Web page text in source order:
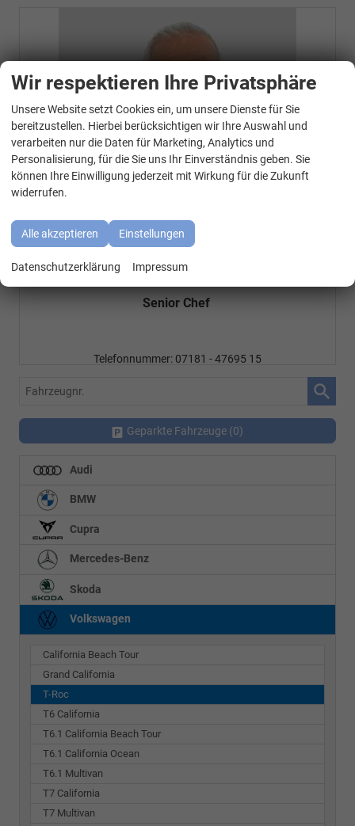
Özen Özkara
Senior Chef
Telefonnummer: 07181 - 47695 15
Fahrzeugnr.
Geparkte Fahrzeuge (0)
Audi
BMW
Cupra
Mercedes-Benz
Skoda
Volkswagen
California Beach Tour
Grand California
T-Roc
T6 California
T6.1 California Beach Tour
T6.1 California Ocean
T6.1 Multivan
T7 California
T7 Multivan
Wir respektieren Ihre Privatsphäre
Unsere Website setzt Cookies ein, um unsere Dienste für Sie
bereitzustellen. Hierbei berücksichtigen wir Ihre Auswahl und
verarbeiten nur die Daten für Marketing, Analytics und
Personalisierung, für die Sie uns Ihr Einverständnis geben. Sie
können Ihre Einwilligung jederzeit mit Wirkung für die Zukunft
widerrufen.
Alle akzeptieren Einstellungen
Datenschutzerklärung Impressum